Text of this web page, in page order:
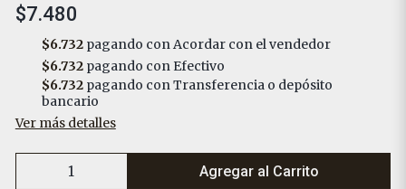
$7.480
$6.732pagando con Acordar con el vendedor
$6.732pagando con Efectivo
$6.732pagando con Transferencia o depósito
bancario
Ver más detalles
Agregar al Carrito